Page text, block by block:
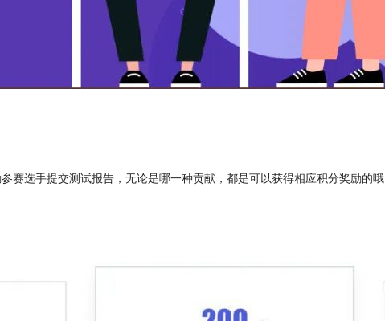
赛选手提交测试报告，无论是哪一种贡献，都是可以获得相应积分奖励的